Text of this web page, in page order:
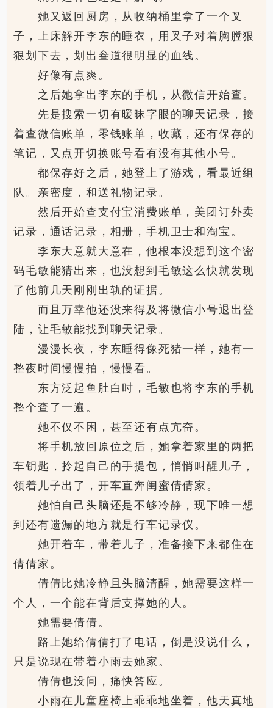
她又返回厨房，从收纳桶里拿了一个叉
子，上床解开李东的睡衣，用叉子对着胸膛狠
狠划下去，划出叁道很明显的血线。
好像有点爽。
之后她拿出李东的手机，从微信开始查。
先是搜索一切有暧昧字眼的聊天记录，接
着查微信账单，零钱账单，收藏，还有保存的
笔记，又点开切换账号看有没有其他小号。
都保存好之后，她登上了游戏，看最近组
队。亲密度，和送礼物记录。
然后开始查支付宝消费账单，美团订外卖
记录，通话记录，相册，手机卫士和淘宝。
李东大意就大意在，他根本没想到这个密
码毛敏能猜出来，也没想到毛敏这么快就发现
了他前几天刚刚出轨的证据。
而且万幸他还没来得及将微信小号退出登
陆，让毛敏能找到聊天记录。
漫漫长夜，李东睡得像死猪一样，她有一
整夜时间慢慢拍，慢慢看。
东方泛起鱼肚白时，毛敏也将李东的手机
整个查了一遍。
她不仅不困，甚至还有点亢奋。
将手机放回原位之后，她拿着家里的两把
车钥匙，拎起自己的手提包，悄悄叫醒儿子，
领着儿子出了，开车直奔闺蜜倩倩家。
她怕自己头脑还是不够冷静，现下唯一想
到还有遗漏的地方就是行车记录仪。
她开着车，带着儿子，准备接下来都住在
倩倩家。
倩倩比她冷静且头脑清醒，她需要这样一
个人，一个能在背后支撑她的人。
她需要倩倩。
路上她给倩倩打了电话，倒是没说什么，
只是说现在带着小雨去她家。
倩倩也没问，痛快答应。
小雨在儿童座椅上乖乖地坐着，他天真地